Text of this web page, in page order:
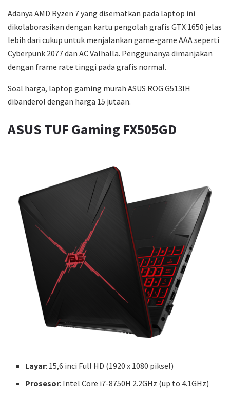
Adanya AMD Ryzen 7 yang disematkan pada laptop ini
dikolaborasikan dengan kartu pengolah grafis GTX 1650 jelas
lebih dari cukup untuk menjalankan game-game AAA seperti
Cyberpunk 2077 dan AC Valhalla. Penggunanya dimanjakan
dengan frame rate tinggi pada grafis normal.
Soal harga, laptop gaming murah ASUS ROG G513IH
dibanderol dengan harga 15 jutaan.
ASUS TUF Gaming FX505GD
Layar: 15,6 inci Full HD (1920 x 1080 piksel)
Prosesor: Intel Core i7-8750H 2.2GHz (up to 4.1GHz)